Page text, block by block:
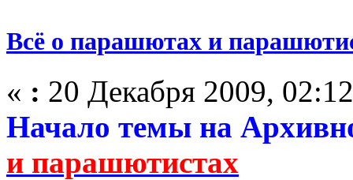
Всё о парашютах и
« : 20 Декабря 2009,
Начало темы на
и парашютистах